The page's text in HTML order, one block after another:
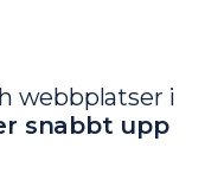
webbplatser i
snabbt upp